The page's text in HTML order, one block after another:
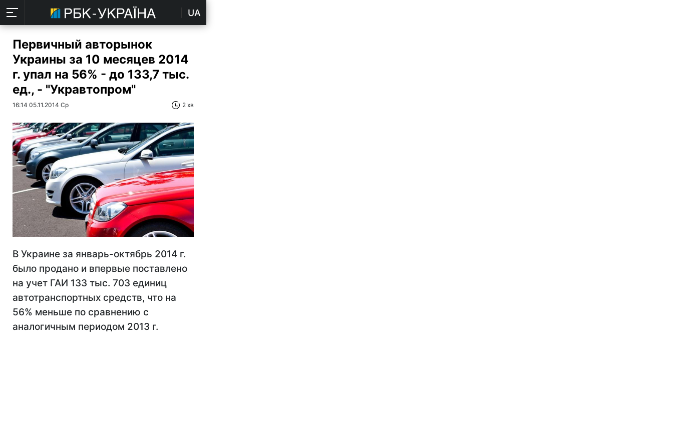
UA
Первичный авторынок
Украины за 10 месяцев 2014
г. упал на 56% - до 133,7 тыс.
ед., - "Укравтопром"
16:14 05.11.2014 Ср 2 хв
В Украине за январь-октябрь 2014 г.
было продано и впервые поставлено
на учет ГАИ 133 тыс. 703 единиц
автотранспортных средств, что на
56% меньше по сравнению с
аналогичным периодом 2013 г.